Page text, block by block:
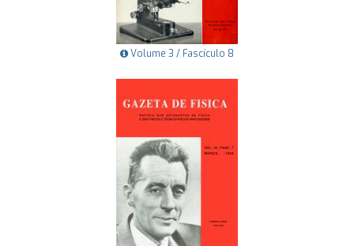
Volume 3 / Fascículo 8